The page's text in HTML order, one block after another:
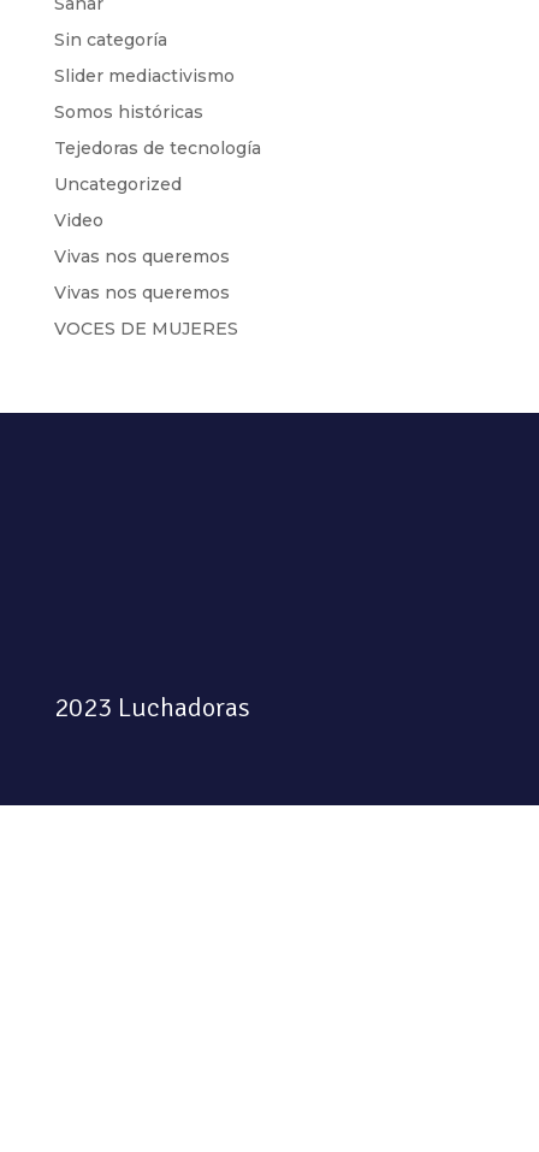
Sin categoría
Slider mediactivismo
Somos históricas
Tejedoras de tecnología
Uncategorized
Video
Vivas nos queremos
Vivas nos queremos
VOCES DE MUJERES
2023 Luchadoras